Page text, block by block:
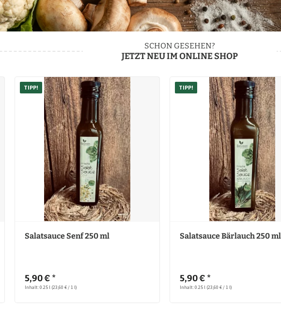
SCHON GESEHEN?
JETZT NEU IM ONLINE SHOP
TIPP!
Salatsauce Senf 250 ml
5,90 € *
Inhalt: 0.25 l (23,60 € / 1 l)
TIPP!
Salatsauce Bärlauch 250 ml
5,90 € *
Inhalt: 0.25 l (23,60 € / 1 l)